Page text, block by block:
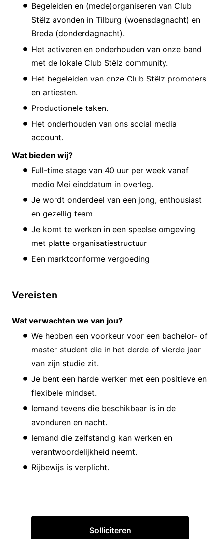
Begeleiden en (mede)organiseren van Club
Stëlz avonden in Tilburg (woensdagnacht) en
Breda (donderdagnacht).
Het activeren en onderhouden van onze band
met de lokale Club Stëlz community.
Het begeleiden van onze Club Stëlz promoters
en artiesten.
Productionele taken.
Het onderhouden van ons social media
account.
Wat bieden wij?
Full-time stage van 40 uur per week vanaf
medio Mei einddatum in overleg.
Je wordt onderdeel van een jong, enthousiast
en gezellig team
Je komt te werken in een speelse omgeving
met platte organisatiestructuur
Een marktconforme vergoeding
Vereisten
Wat verwachten we van jou?
We hebben een voorkeur voor een bachelor- of
master-student die in het derde of vierde jaar
van zijn studie zit.
Je bent een harde werker met een positieve en
flexibele mindset.
Iemand tevens die beschikbaar is in de
avonduren en nacht.
Iemand die zelfstandig kan werken en
verantwoordelijkheid neemt.
Rijbewijs is verplicht.
Solliciteren